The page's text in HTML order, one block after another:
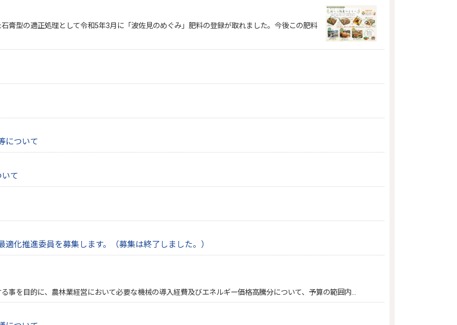
膏型の適正処理として令和5年3月に「波佐見のめぐみ」肥料の登録が取れました。今後この肥料
について
て
化推進委員を募集します。（募集は終了しました。）
事を目的に、農林業経営において必要な機械の導入経費及びエネルギー価格高騰分について、予算の範囲内…